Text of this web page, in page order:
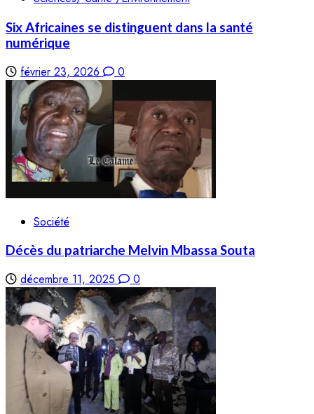
Six Africaines se distinguent dans la santé
numérique
février 23, 2026 0
Société
Décès du patriarche Melvin Mbassa Souta
décembre 11, 2025 0